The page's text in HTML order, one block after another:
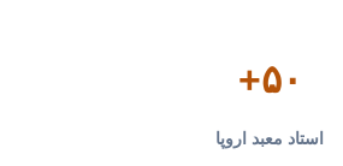
۵۰+
استاد معبد اروپا